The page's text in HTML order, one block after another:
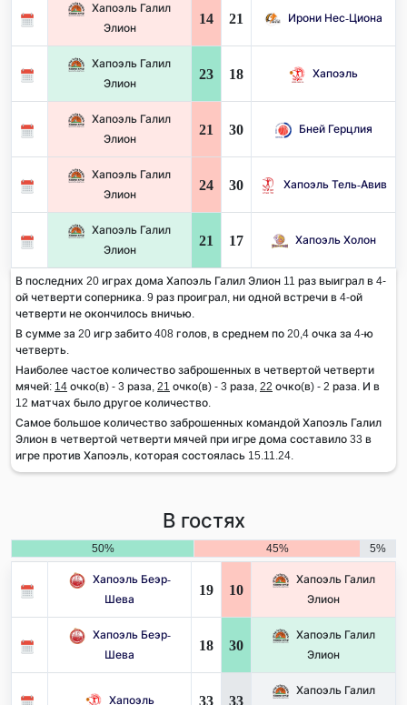
Хапоэль Галил
Элион
14 21 Ирони Нес-Циона
Хапоэль Галил
Элион
23 18 Хапоэль
Хапоэль Галил
Элион
21 30 Бней Герцлия
Хапоэль Галил
Элион
24 30 Хапоэль Тель-Авив
Хапоэль Галил
Элион
21 17 Хапоэль Холон
В последних 20 играх дома Хапоэль Галил Элион 11 раз выиграл в 4-
ой четверти соперника. 9 раз проиграл, ни одной встречи в 4-ой
четверти не окончилось вничью.
В сумме за 20 игр забито 408 голов, в среднем по 20,4 очка за 4-ю
четверть.
Наиболее частое количество заброшенных в четвертой четверти
мячей: 14 очко(в) - 3 раза, 21 очко(в) - 3 раза, 22 очко(в) - 2 раза. И в
12 матчах было другое количество.
Самое большое количество заброшенных командой Хапоэль Галил
Элион в четвертой четверти мячей при игре дома составило 33 в
игре против Хапоэль, которая состоялась 15.11.24.
В гостях
50% 45% 5%
Хапоэль Беэр-
Шева
19 10
Хапоэль Галил
Элион
Хапоэль Беэр-
Шева
18 30
Хапоэль Галил
Элион
Хапоэль 33 33
Хапоэль Галил